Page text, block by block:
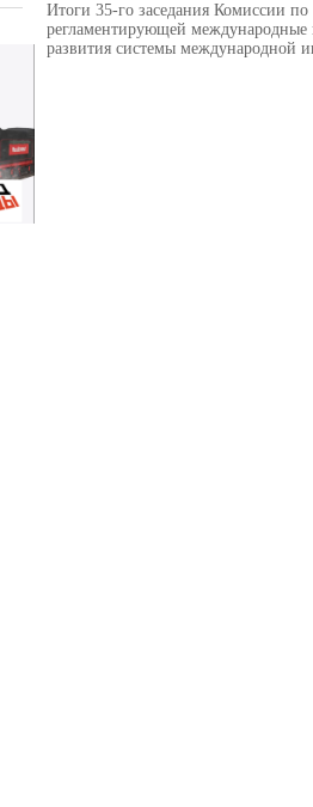
Итоги 35-го заседания Комиссии
регламентирующей международные
развития системы международной